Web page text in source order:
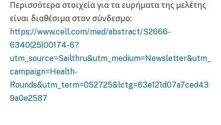
Περισσότερα στοιχεία για τα ευρήματα της μελέτης
είναι διαθέσιμα στον σύνδεσμο:
https://www.cell.com/med/abstract/S2666-
6340(25)00174-6?
utm_source=Sailthru&utm_medium=Newsletter&utm_
campaign=Health-
Rounds&utm_term=052725&lctg=63e121d07a7ced43
9a0e2587